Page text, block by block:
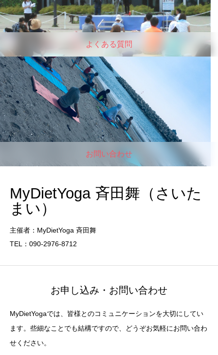
よくある質問
お問い合わせ
MyDietYoga 斉田舞（さいた
まい）
主催者：MyDietYoga 斉田舞
TEL：090-2976-8712
お申し込み・お問い合わせ
MyDietYogaでは、皆様とのコミュニケーションを大切にしてい
ます。些細なことでも結構ですので、どうぞお気軽にお問い合わ
せください。